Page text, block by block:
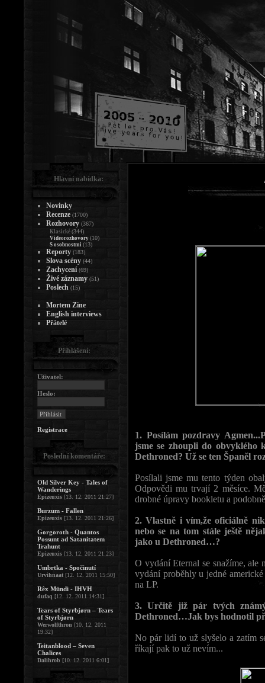
1. Posílám pozdravy
jsme se zhoupli do obvyklého
Dethroned? Už se ten Španěl
Posílali jsme mu tento týden
Odpovědi mu trvají 2 měsíce.
drobné úpravy bookletu a
2. Vlastně i vím,že oficiálně
nebo se na tom stále ještě
jako u Dethroned…?
O vydání Eternal se snažíme, ale
vydání proběhly u jedné
na LP.
3. Určitě již pár tvých
Dethroned…Jak bys hodnotil
No pár lidí to už slyšelo a zatím
říkají pak to už nevím...
Hlavní nabídka:
Novinky
Recenze (1700)
Rozhovory (367)
Klasické (344)
Videorozhovory (10)
S osobnostmi (13)
Reporty (183)
Slova scény (44)
Zachycení (69)
Živé záznamy (51)
Poslech (15)
Mortem Zine
English interviews
Přátelé
Přihlášení:
Uživatel:
Heslo:
Registrace
Poslední komentáře:
Old Silver Key - Tales of
Wanderings
Epizeuxis [13. 12. 2011 21:27]
Burzum - Fallen
Epizeuxis [13. 12. 2011 21:26]
Gorgoroth - Quantos
Possunt ad Satanitatem
Trahunt
Epizeuxis [13. 12. 2011 21:23]
Umbrtka - Spočinutí
Urvihnaat [12. 12. 2011 15:50]
Rêx Mündi - IHVH
dufaq [12. 12. 2011 14:31]
Tears of Styrbjørn – Tears
of Styrbjørn
Werwolfthron [10. 12. 2011
19:32]
Teitanblood – Seven
Chalices
Dalihrob [10. 12. 2011 6:01]